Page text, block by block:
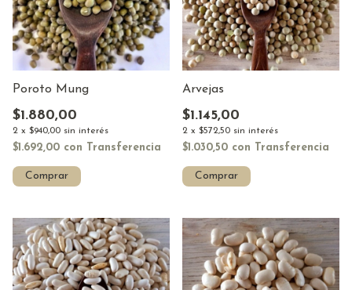
Poroto Mung
$1.880,00
2 x $940,00 sin interés
$1.692,00 con Transferencia
Comprar
Arvejas
$1.145,00
2 x $572,50 sin interés
$1.030,50 con Transferencia
Comprar